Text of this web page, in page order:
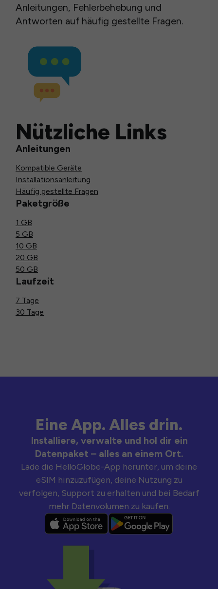
Anleitungen, Fehlerbehebung und
Antworten auf häufig gestellte Fragen.
Nützliche Links
Anleitungen
Kompatible Geräte
Installationsanleitung
Häufig gestellte Fragen
Paketgröße
1 GB
5 GB
10 GB
20 GB
50 GB
Laufzeit
7 Tage
30 Tage
Eine App. Alles drin.
Installiere, verwalte und hol dir ein
Datenpaket – alles an einem Ort.
Lade die HelloGlobe-App herunter, um deine
eSIM hinzuzufügen, deine Nutzung zu
verfolgen, Support zu erhalten und bei Bedarf
mehr Datenvolumen zu kaufen.